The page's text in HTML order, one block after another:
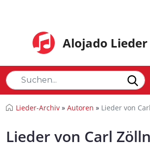
Alojado
Lieder-Archiv » Autoren » Lieder von
Lieder von Carl